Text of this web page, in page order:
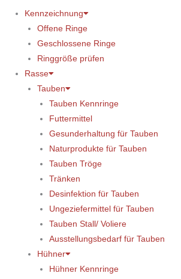
Kennzeichnung
Offene Ringe
Geschlossene Ringe
Ringgröße prüfen
Rasse
Tauben
Tauben Kennringe
Futtermittel
Gesunderhaltung für Tauben
Naturprodukte für Tauben
Tauben Tröge
Tränken
Desinfektion für Tauben
Ungeziefermittel für Tauben
Tauben Stall/ Voliere
Ausstellungsbedarf für Tauben
Hühner
Hühner Kennringe